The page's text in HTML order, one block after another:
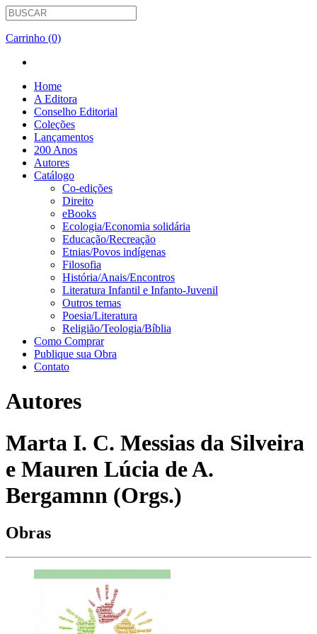
Carrinho (0)
Home
A Editora
Conselho Editorial
Coleções
Lançamentos
200 Anos
Autores
Catálogo
Co-edições
Direito
eBooks
Ecologia/Economia solidária
Educação/Recreação
Etnias/Povos indígenas
Filosofia
História/Anais/Encontros
Literatura Infantil e Infanto-Juvenil
Outros temas
Poesia/Literatura
Religião/Teologia/Bíblia
Como Comprar
Publique sua Obra
Contato
Autores
Marta I. C. Messias da Silveira
e Mauren Lúcia de A.
Bergamnn (Orgs.)
Obras